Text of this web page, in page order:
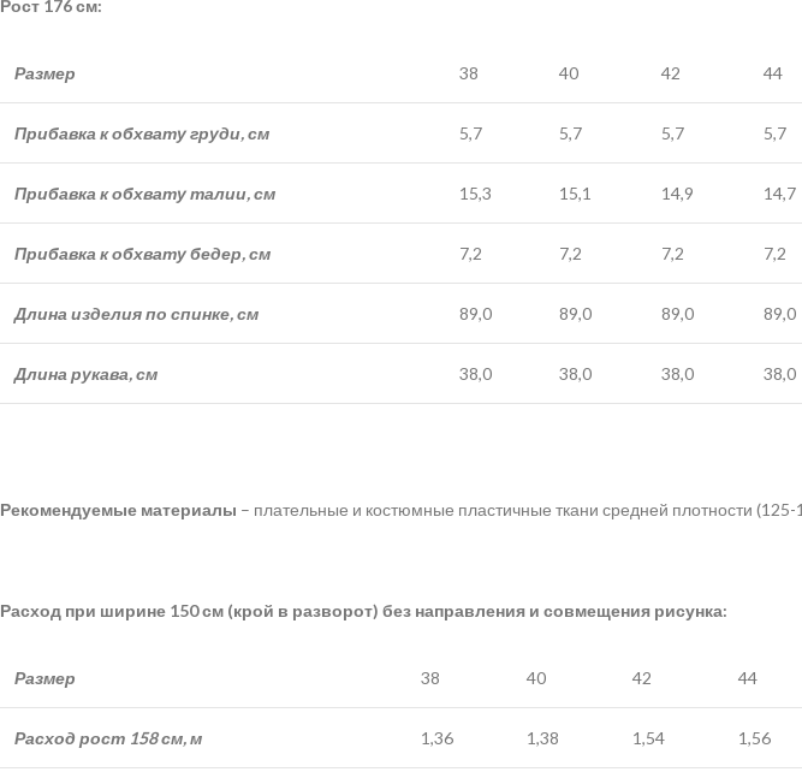
Рост 176 см:
Размер 38 40 42 44
Прибавка к обхвату груди, см 5,7 5,7 5,7 5,7
Прибавка к обхвату талии, см 15,3 15,1 14,9 14,7
Прибавка к обхвату бедер, см 7,2 7,2 7,2 7,2
Длина изделия по спинке, см 89,0 89,0 89,0 89,0
Длина рукава, см 38,0 38,0 38,0 38,0
Рекомендуемые материалы – плательные и костюмные пластичные ткани средней плотности
Расход при ширине 150 см (крой в разворот) без направления и совмещения рисунка:
Размер 38 40 42 44
Расход рост 158 см, м 1,36 1,38 1,54 1,56